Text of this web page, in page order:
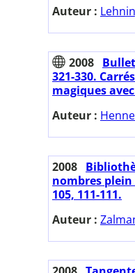
Auteur :
2008
321-330.
magiques
Auteur :
2008
nombres plein
105, 111-111.
Auteur :